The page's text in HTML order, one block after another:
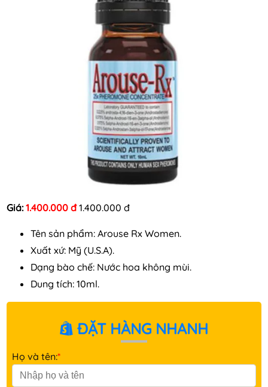
Giá: 1.400.000 đ 1.400.000 đ
Tên sản phẩm: Arouse Rx Women.
Xuất xứ: Mỹ (U.S.A).
Dạng bào chế: Nước hoa không mùi.
Dung tích: 10ml.
ĐẶT HÀNG NHANH
Họ và tên:*